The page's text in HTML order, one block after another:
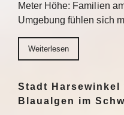
Meter Höhe: Familien
Umgebung fühlen sich
Weiterlesen
Stadt
Blaualgen im